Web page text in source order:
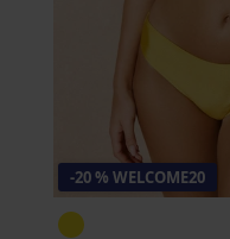
-20 % WELCOME20